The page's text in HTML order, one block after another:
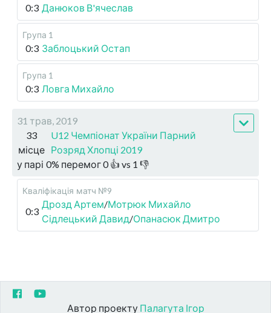
0:3 Данюков В'ячеслав
Група 1
0:3 Заблоцький Остап
Група 1
0:3 Ловга Михайло
31 трав, 2019
33
місце
U12 Чемпіонат України Парний
Розряд Хлопці 2019
у парі 0% перемог0👍 vs 1 👎
Кваліфікація матч №9
0:3
Дрозд Артем/Мотрюк Михайло
Сідлецький Давид/Опанасюк Дмитро
Автор проекту Палагута Ігор